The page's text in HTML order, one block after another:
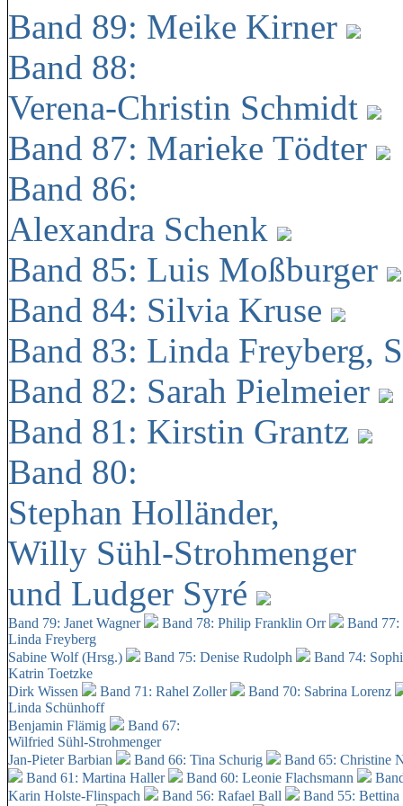
Band 89: Meike Kirner
Band 88:
Verena-Christin Schmidt
Band 87: Marieke Tödter
Band 86:
Alexandra Schenk
Band 85: Luis Moßburger
Band 84: Silvia Kruse
Band 83: Linda Freyberg,
Band 82: Sarah Pielmeier
Band 81: Kirstin Grantz
Band 80:
Stephan Holländer,
Willy Sühl-Strohmenger
und Ludger Syré
Band 79: Janet Wagner Band 78: Philip Franklin Orr
Band
Linda Freyberg
Sabine Wolf (Hrsg.)
Band 75: Denise Rudolph
Band 74:
Katrin Toetzke
Dirk Wissen
Band 71: Rahel Zoller
Band 70: Sabrina Lorenz
Linda Schünhoff
Benjamin Flämig
Band 67:
Wilfried Sühl-Strohmenger
Jan-Pieter Barbian
Band 66: Tina Schurig
Band 65: Christine
Band 61: Martina Haller
Band 60: Leonie Flachsmann
Karin Holste-Flinspach
Band 56: Rafael Ball Band 55: